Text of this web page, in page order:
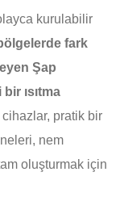
kurulabilir
fark
Şap
ısıtma
cihazlar, pratik bir
nem
oluşturmak için